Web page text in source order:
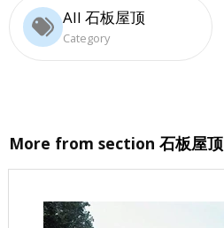
All 石板屋顶
Category
More from section 石板屋顶